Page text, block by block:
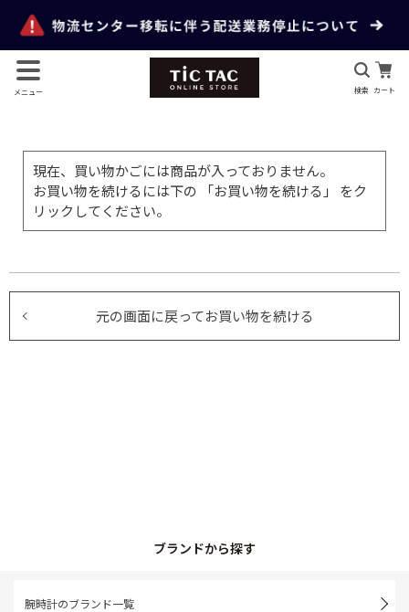
メニュー 検索 カート
現在、買い物かごには商品が入っておりません。
お買い物を続けるには下の 「お買い物を続ける」 をク
リックしてください。
元の画面に戻ってお買い物を続ける
ブランドから探す
腕時計のブランド一覧